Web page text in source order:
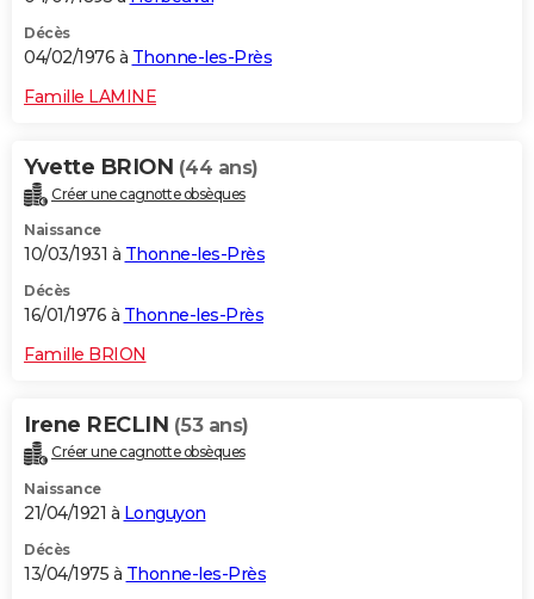
Décès
04/02/1976 à Thonne-les-Près
Famille LAMINE
Yvette BRION (44 ans)
Créer une cagnotte obsèques
Naissance
10/03/1931 à Thonne-les-Près
Décès
16/01/1976 à Thonne-les-Près
Famille BRION
Irene RECLIN (53 ans)
Créer une cagnotte obsèques
Naissance
21/04/1921 à Longuyon
Décès
13/04/1975 à Thonne-les-Près